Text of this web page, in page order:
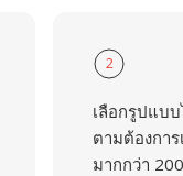
2
เลือกรูปแบ
ตามต้องกา
มากกว่า